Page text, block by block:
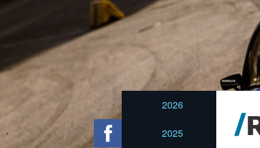
2026
2025